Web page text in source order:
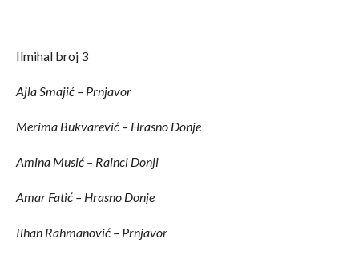
Ilmihal broj 3
Ajla Smajić – Prnjavor
Merima Bukvarević – Hrasno Donje
Amina Musić – Rainci Donji
Amar Fatić – Hrasno Donje
Ilhan Rahmanović – Prnjavor